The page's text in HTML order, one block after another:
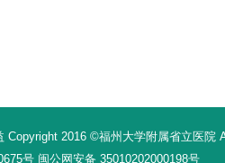
Copyright 2016 ©福州大学附属省立医院
号 闽公网安备 35010202000198号